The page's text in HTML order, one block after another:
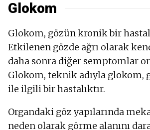
Glokom
Glokom, gözün kronik bir
Etkilenen gözde ağrı olarak
daha sonra diğer semptomlar
Glokom, teknik adıyla glokom,
ile ilgili bir hastalıktır.
Organdaki göz yapılarında
neden olarak görme alanını